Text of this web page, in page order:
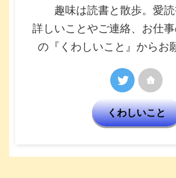
趣味は読書と散歩。愛読
詳しいことやご連絡、お仕
の『くわしいこと』からお
くわしいこと